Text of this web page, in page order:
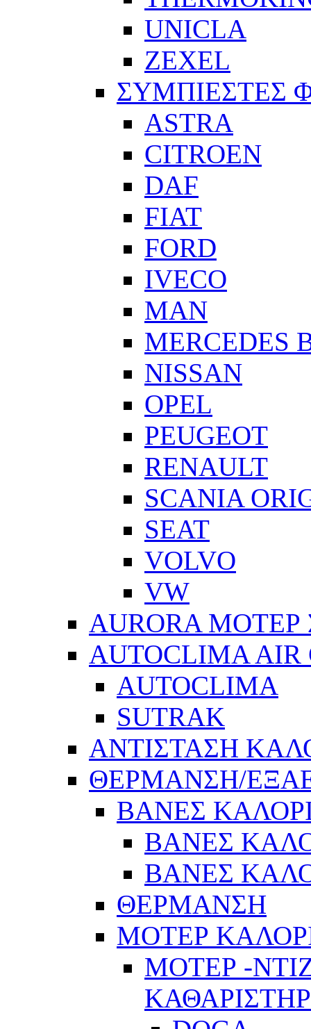
UNICLA
ZEXEL
ΣΥΜΠΙΕΣΤΕΣ
ASTRA
CITROEN
DAF
FIAT
FORD
IVECO
MAN
MERCEDES
NISSAN
OPEL
PEUGEOT
RENAULT
SCANIA
SEAT
VOLVO
VW
AURORA
AUTOCLIMA AIR
AUTOCLIMA
SUTRAK
ΑΝΤΙΣΤΑΣΗ
ΘΕΡΜΑΝΣΗ/
ΒΑΝΕΣ
ΒΑΝΕΣ
ΒΑΝΕΣ
ΘΕΡΜΑΝΣΗ
ΜΟΤΕΡ
ΜΟΤΕΡ -